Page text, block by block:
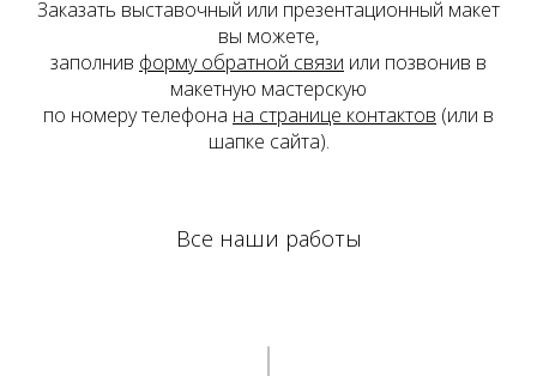
Заказать выставочный или презентационный макет
вы можете,
заполнив форму обратной связи или позвонив в
макетную мастерскую
по номеру телефона на странице контактов (или в
шапке сайта).
Все наши работы